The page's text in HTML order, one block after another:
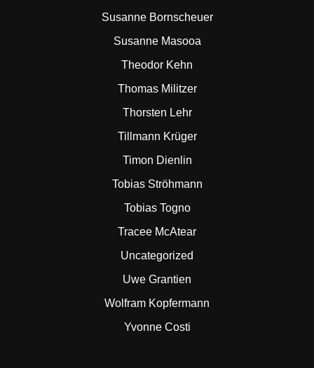
Susanne Bornscheuer
Susanne Masooa
Theodor Kehn
Thomas Militzer
Thorsten Lehr
Tillmann Krüger
Timon Dienlin
Tobias Ströhmann
Tobias Togno
Tracee McAtear
Uncategorized
Uwe Grantien
Wolfram Kopfermann
Yvonne Costi